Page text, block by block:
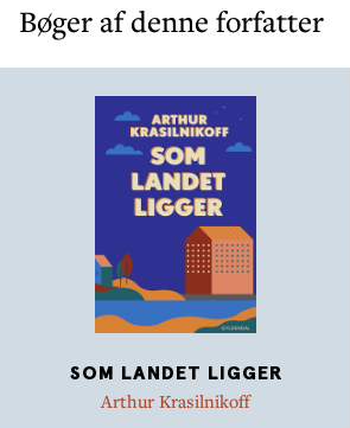
Bøger af denne forfatter
SOM LANDET LIGGER
Arthur Krasilnikoff